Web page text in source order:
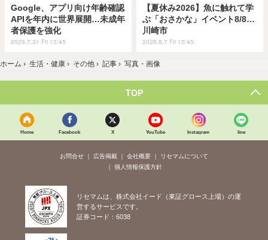
Google、アプリ向け年齢確認
APIを年内に世界展開…未成年
者保護を強化
2026.7.31 Fri 13:45
【夏休み2026】魚に触れて学
ぶ「おさかな」イベント8/8…
川崎市
2026.8.7 Fri 10:45
ホーム › 生活・健康 › その他 › 記事 › 写真・画像
TOP
Home Facebook X YouTube Instagram line
お問合せ 広告掲載 会社概要
リセマムについて
個人情報保護方針
リセマムは、株式会社イード（東証グロース上場）の運
営するサービスです。
証券コード：6038